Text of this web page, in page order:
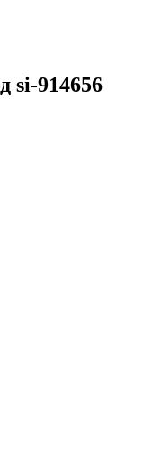
si-914656